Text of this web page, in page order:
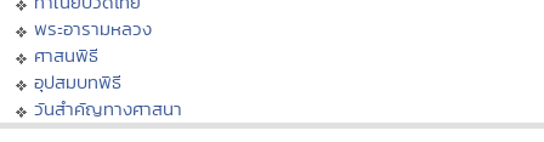
พระอารามหลวง
ศาสนพิธี
อุปสมบทพิธี
วันสำคัญทางศาสนา